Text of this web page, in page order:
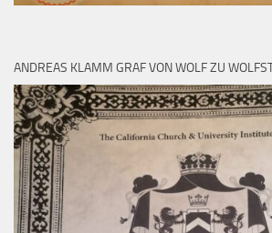
ANDREAS KLAMM GRAF VON WOLF ZU